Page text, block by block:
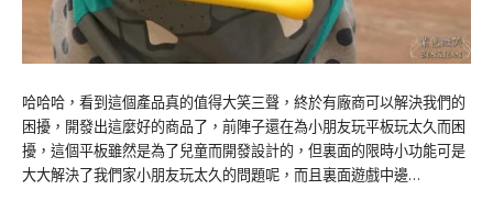
哈哈哈，看到這個產品真的值得大笑三聲，終於有廠商可以解決我們的
困擾，開發出這麼好的商品了，前陣子還在為小朋友玩平板玩太久而困
擾，這個平板雖然是為了兒童而開發設計的，但裏面的限時小功能可是
大大解決了我們家小朋友玩太久的問題呢，而且裏面遊戲中邊…